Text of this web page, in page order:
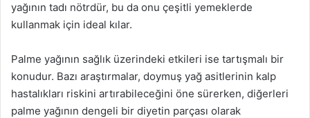
yağının tadı nötrdür, bu da onu çeşitli yemeklerde
kullanmak için ideal kılar.
Palme yağının sağlık üzerindeki etkileri ise tartışmalı bir
konudur. Bazı araştırmalar, doymuş yağ asitlerinin kalp
hastalıkları riskini artırabileceğini öne sürerken, diğerleri
palme yağının dengeli bir diyetin parçası olarak